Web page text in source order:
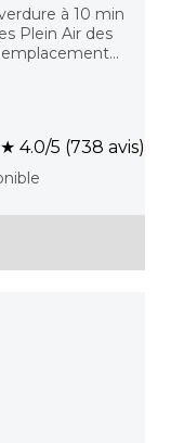
à 10 min
Plein Air des
★ 4.0/5 (738 avis)